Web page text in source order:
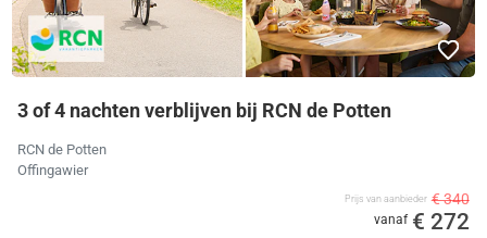
3 of 4 nachten verblijven bij RCN de Potten
RCN de Potten
Offingawier
Prijs van aanbieder € 340
vanaf € 272